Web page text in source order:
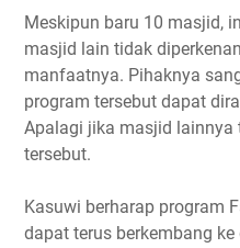
Meskipun baru 10 masjid,
masjid lain tidak
manfaatnya. Pihaknya
program tersebut dapat
Apalagi jika masjid lainnya
tersebut.
Kasuwi berharap program
dapat terus berkembang